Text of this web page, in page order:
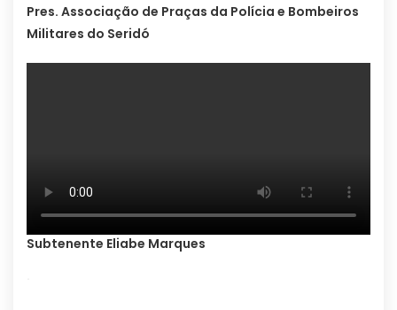
Pres. Associação de Praças da Polícia e Bombeiros
Militares do Seridó
Subtenente Eliabe Marques